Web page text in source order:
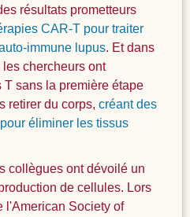
résultats prometteurs
CAR-T pour traiter
immune lupus. Et dans
chercheurs ont
sans la première étape
retirer du corps, créant des
éliminer les tissus
collègues ont dévoilé un
de cellules. Lors
l'American Society of